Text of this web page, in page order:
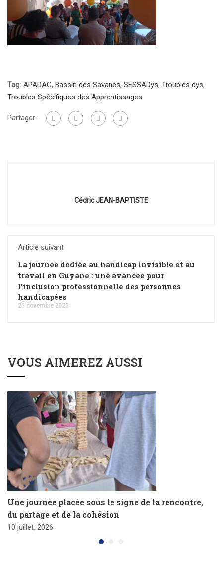
Tag: APADAG, Bassin des Savanes, SESSADys, Troubles dys,
Troubles Spécifiques des Apprentissages
Partager :
Cédric JEAN-BAPTISTE
Article suivant
La journée dédiée au handicap invisible et au
travail en Guyane : une avancée pour
l'inclusion professionnelle des personnes
handicapées
21 novembre 2023
VOUS AIMEREZ AUSSI
Une journée placée sous le signe de la rencontre,
du partage et de la cohésion
10 juillet, 2026